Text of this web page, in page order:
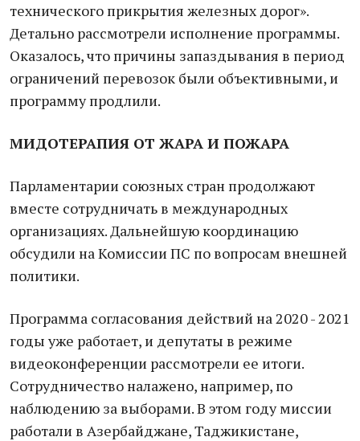
технического прикрытия железных дорог».
Детально рассмотрели исполнение программы.
Оказалось, что причины запаздывания в период
ограничений перевозок были объективными, и
программу продлили.
МИДОТЕРАПИЯ ОТ ЖАРА И ПОЖАРА
Парламентарии союзных стран продолжают
вместе сотрудничать в международных
организациях. Дальнейшую координацию
обсудили на Комиссии ПС по вопросам внешней
политики.
Программа согласования действий на 2020 - 2021
годы уже работает, и депутаты в режиме
видеоконференции рассмотрели ее итоги.
Сотрудничество налажено, например, по
наблюдению за выборами. В этом году миссии
работали в Азербайджане, Таджикистане,